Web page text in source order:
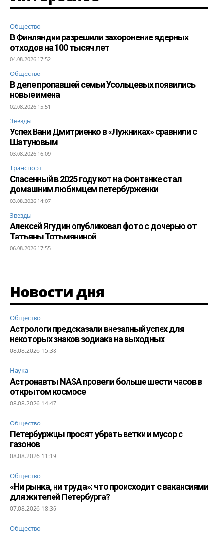
Общество
В Финляндии разрешили захоронение ядерных
отходов на 100 тысяч лет
04.08.2026 17:52
Общество
В деле пропавшей семьи Усольцевых появились
новые имена
02.08.2026 15:51
Звезды
Успех Вани Дмитриенко в «Лужниках» сравнили с
Шатуновым
03.08.2026 16:09
Транспорт
Спасенный в 2025 году кот на Фонтанке стал
домашним любимцем петербурженки
03.08.2026 14:07
Звезды
Алексей Ягудин опубликовал фото с дочерью от
Татьяны Тотьмяниной
06.08.2026 17:55
Новости дня
Общество
Астрологи предсказали внезапный успех для
некоторых знаков зодиака на выходных
08.08.2026 15:38
Наука
Астронавты NASA провели больше шести часов в
открытом космосе
08.08.2026 14:47
Общество
Петербуржцы просят убрать ветки и мусор с
газонов
08.08.2026 11:19
Общество
«Ни рынка, ни труда»: что происходит с вакансиями
для жителей Петербурга?
07.08.2026 18:36
Общество